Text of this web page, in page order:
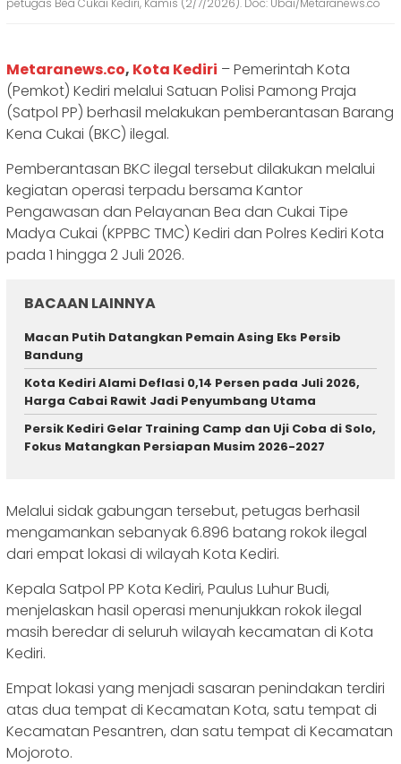
petugas Bea Cukai Kediri, Kamis (2/7/2026). Doc: Ubai/Metaranews.co
‎Metaranews.co, Kota Kediri – Pemerintah Kota
(Pemkot) Kediri melalui Satuan Polisi Pamong Praja
(Satpol PP) berhasil melakukan pemberantasan Barang
Kena Cukai (BKC) ilegal.
Pemberantasan BKC ilegal tersebut dilakukan melalui
kegiatan operasi terpadu bersama Kantor
Pengawasan dan Pelayanan Bea dan Cukai Tipe
Madya Cukai (KPPBC TMC) Kediri dan Polres Kediri Kota
pada 1 hingga 2 Juli 2026.
BACAAN LAINNYA
Macan Putih Datangkan Pemain Asing Eks Persib
Bandung
Kota Kediri Alami Deflasi 0,14 Persen pada Juli 2026,
Harga Cabai Rawit Jadi Penyumbang Utama
Persik Kediri Gelar Training Camp dan Uji Coba di Solo,
Fokus Matangkan Persiapan Musim 2026-2027
‎‎Melalui sidak gabungan tersebut, petugas berhasil
mengamankan sebanyak 6.896 batang rokok ilegal
dari empat lokasi di wilayah Kota Kediri.
Kepala Satpol PP Kota Kediri, ‎‎Paulus Luhur Budi,
menjelaskan hasil operasi menunjukkan rokok ilegal
masih beredar di seluruh wilayah kecamatan di Kota
Kediri.
Empat lokasi yang menjadi sasaran penindakan terdiri
atas dua tempat di Kecamatan Kota, satu tempat di
Kecamatan Pesantren, dan satu tempat di Kecamatan
Mojoroto.